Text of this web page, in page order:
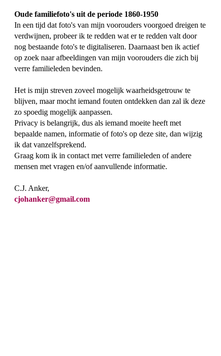
Oude familiefoto's uit de periode 1860-1950
In een tijd dat foto's van mijn voorouders voorgoed dreigen te
verdwijnen, probeer ik te redden wat er te redden valt door
nog bestaande foto's te digitaliseren. Daarnaast ben ik actief
op zoek naar afbeeldingen van mijn voorouders die zich bij
verre familieleden bevinden.
Het is mijn streven zoveel mogelijk waarheidsgetrouw te
blijven, maar mocht iemand fouten ontdekken dan zal ik deze
zo spoedig mogelijk aanpassen.
Privacy is belangrijk, dus als iemand moeite heeft met
bepaalde namen, informatie of foto's op deze site, dan wijzig
ik dat vanzelfsprekend.
Graag kom ik in contact met verre familieleden of andere
mensen met vragen en/of aanvullende informatie.
C.J. Anker,
cjohanker@gmail.com